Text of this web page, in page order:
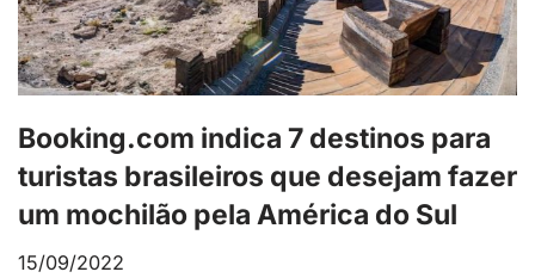
Booking.com indica 7 destinos para
turistas brasileiros que desejam fazer
um mochilão pela América do Sul
15/09/2022